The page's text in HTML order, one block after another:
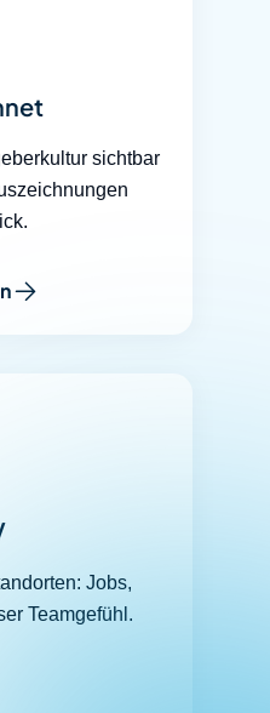
sichtbar
Jobs,
Teamgefühl.